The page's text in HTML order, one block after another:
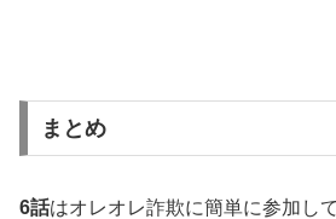
まとめ
6話はオレオレ詐欺に簡単に参加し